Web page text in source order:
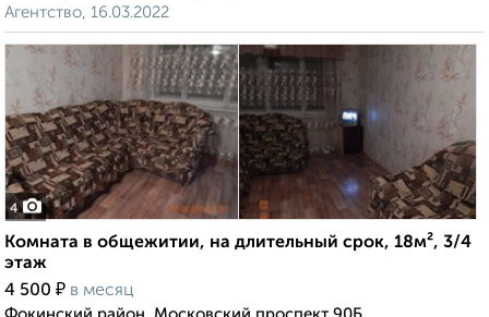
Агентство, 16.03.2022
4
Комната в общежитии, на длительный срок, 18м², 3/4
этаж
4 500 ₽ в месяц